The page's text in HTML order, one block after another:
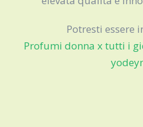
Potresti essere
Profumi donna x tutti i